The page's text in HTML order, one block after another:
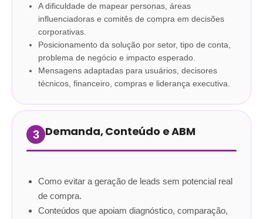
A dificuldade de mapear personas, áreas
influenciadoras e comitês de compra em decisões
corporativas
Posicionamento da solução por setor, tipo de conta,
problema de negócio e impacto esperado
Mensagens adaptadas para usuários, decisores
técnicos, financeiro, compras e liderança executiva
3 Demanda, Conteúdo e ABM
Como evitar a geração de leads sem potencial real
de compra.
Conteúdos que apoiam diagnóstico, comparação,